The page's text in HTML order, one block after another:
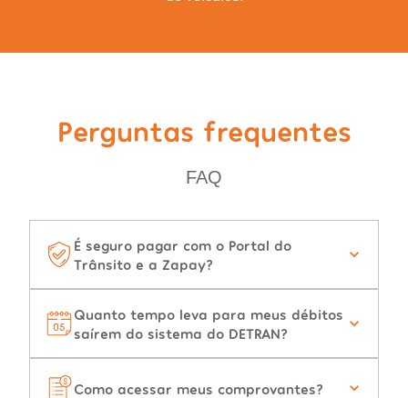
Perguntas frequentes
FAQ
É seguro pagar com o Portal do
Trânsito e a Zapay?
Quanto tempo leva para meus débitos
saírem do sistema do DETRAN?
Como acessar meus comprovantes?